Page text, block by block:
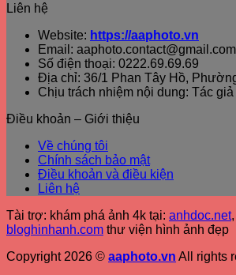
Liên hệ
Website: https://aaphoto.vn
Email: aaphoto.contact@gmail.com
Số điện thoại: 0222.69.69.69
Địa chỉ: 36/1 Phan Tây Hồ,
Chịu trách nhiệm nội dung: Tác giả
Điều khoản – Giới thiệu
Về chúng tôi
Chính sách bảo mật
Điều khoản và điều kiện
Liên hệ
Tài trợ: khám phá ảnh 4k tại: anhdoc.net
bloghinhanh.com thư viện hình ảnh đẹp
Copyright 2026 © aaphoto.vn All rights